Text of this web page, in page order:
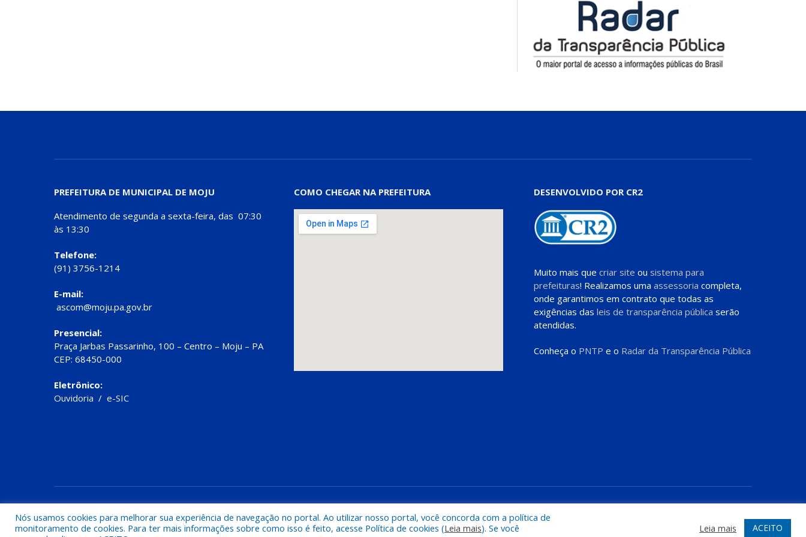
PREFEITURA DE MUNICIPAL DE MOJU
Atendimento de segunda a sexta-feira, das 07:30
às 13:30
Telefone:
(91) 3756-1214
E-mail:
ascom@moju.pa.gov.br
Presencial:
Praça Jarbas Passarinho, 100 – Centro – Moju – PA
CEP: 68450-000
Eletrônico:
Ouvidoria / e-SIC
COMO CHEGAR NA PREFEITURA DESENVOLVIDO POR CR2
Muito mais que criar site ou sistema para
prefeituras! Realizamos uma assessoria completa,
onde garantimos em contrato que todas as
exigências das leis de transparência pública serão
atendidas.
Conheça o PNTP e o Radar da Transparência Pública
Nós usamos cookies para melhorar sua experiência de navegação no portal. Ao utilizar nosso portal, você concorda com a política de
monitoramento de cookies. Para ter mais informações sobre como isso é feito, acesse Política de cookies (Leia mais). Se você
Leia mais ACEITO